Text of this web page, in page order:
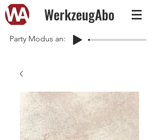
WerkzeugAbo
Party Modus an: